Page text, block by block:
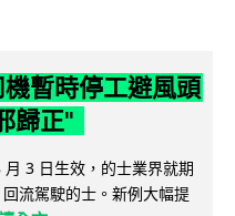
暫時停工避風頭
歸正"
3 日生效，的士業界就期
流駕駛的士。新例大幅提